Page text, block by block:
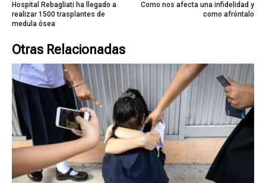
Hospital Rebagliati ha llegado a
realizar 1500 trasplantes de
medula ósea
Como nos afecta una infidelidad y
como afróntalo
Otras Relacionadas